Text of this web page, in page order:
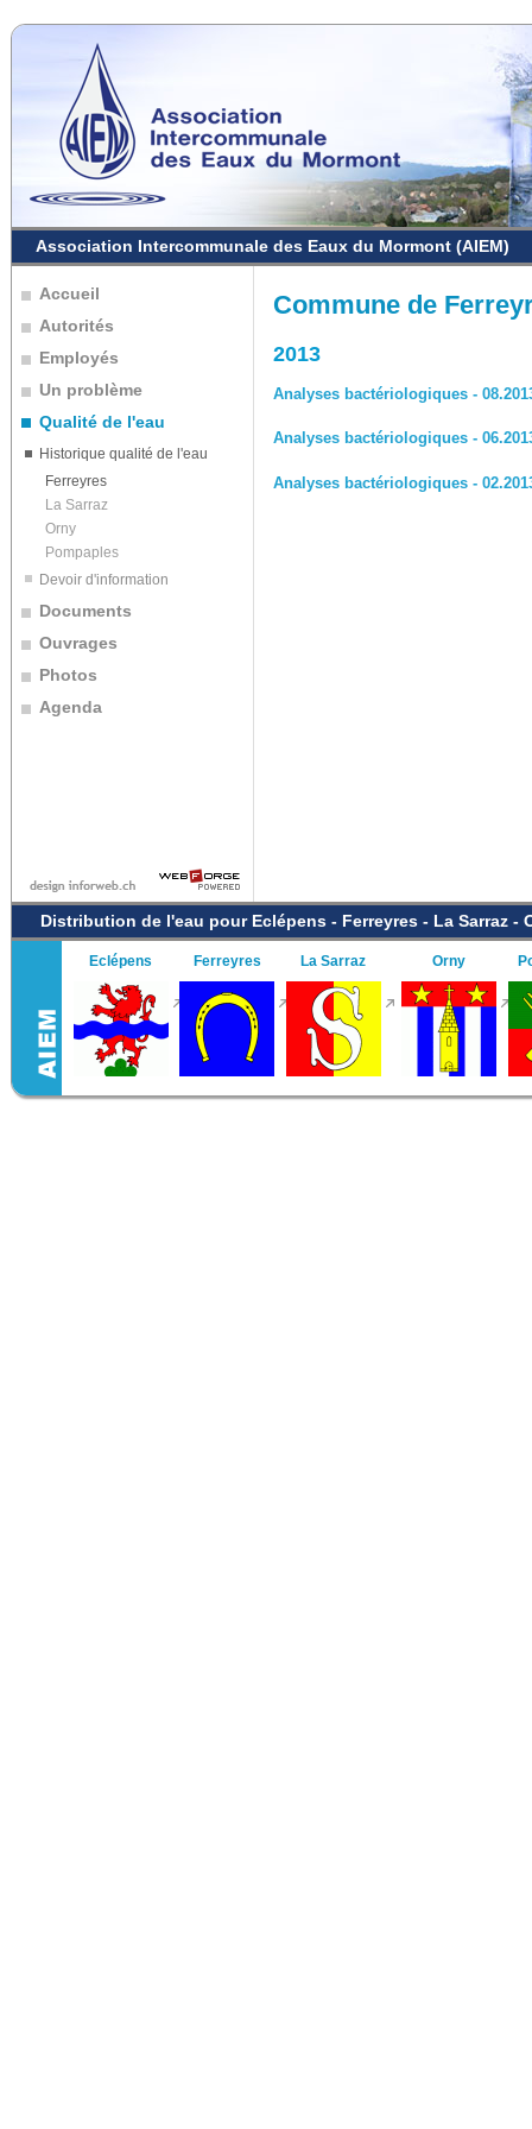
Association Intercommunale des Eaux du Mormont (AIEM)
Accueil
Autorités
Employés
Un problème
Qualité de l'eau
Historique qualité de l'eau
Ferreyres
La Sarraz
Orny
Pompaples
Devoir d'information
Documents
Ouvrages
Photos
Agenda
Commune de
2013
Analyses bactériologiques -
Analyses bactériologiques -
Analyses bactériologiques -
Distribution de l'eau pour Eclépens - Ferreyres - La Sarraz -
Eclépens Ferreyres La Sarraz Orny